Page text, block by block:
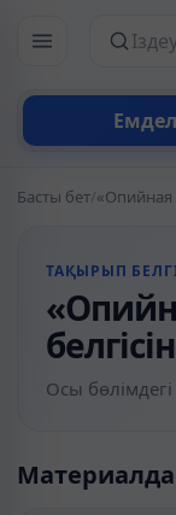
Басты бет/«Опийная
ТАҚЫРЫП
Осы